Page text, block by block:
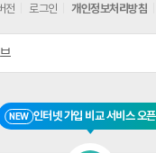
NEW 인터넷 가입 비교 서비스 오픈
전 로그인 개인정보처리방침